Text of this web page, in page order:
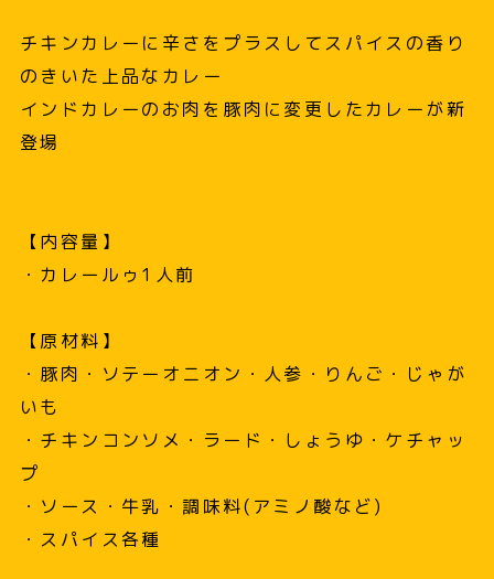
チキンカレーに辛さをプラスしてスパイスの香り
のきいた上品なカレー
インドカレーのお肉を豚肉に変更したカレーが新
登場
【内容量】
・カレールゥ1人前
【原材料】
・豚肉・ソテーオニオン・人参・りんご・じゃが
いも
・チキンコンソメ・ラード・しょうゆ・ケチャッ
プ
・ソース・牛乳・調味料(アミノ酸など)
・スパイス各種